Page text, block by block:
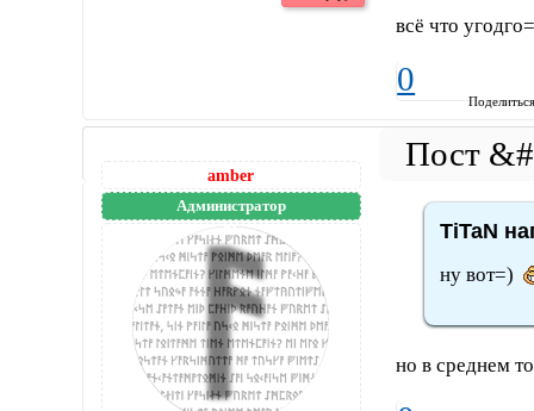
всё что
0
amber
Администратор
TiTaN
ну вот=)
но в среднем